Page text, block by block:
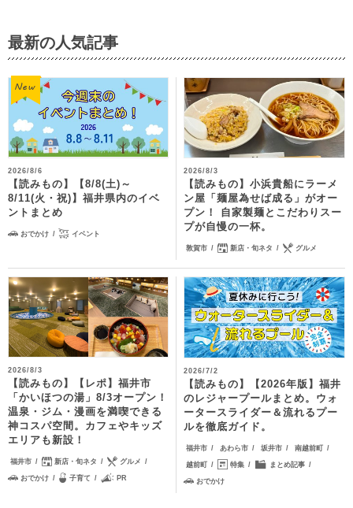
最新の人気記事
2026/8/6
【読みもの】【8/8(土)～
8/11(火・祝)】福井県内のイベ
ントまとめ
おでかけ イベント
2026/8/3
【読みもの】小浜貴船にラーメ
ン屋「麺屋為せば成る」がオー
プン！ 自家製麺とこだわりスー
プが自慢の一杯。
敦賀市 新店・旬ネタ グルメ
2026/8/3
【読みもの】【レポ】福井市
「かいほつの湯」8/3オープン！
温泉・ジム・漫画を満喫できる
神コスパ空間。カフェやキッズ
エリアも新設！
福井市 新店・旬ネタ グルメ
おでかけ 子育て PR
2026/7/2
【読みもの】【2026年版】福井
のレジャープールまとめ。ウォ
ータースライダー＆流れるプー
ルを徹底ガイド。
福井市 あわら市 坂井市 南越前町
越前町 特集 まとめ記事
おでかけ